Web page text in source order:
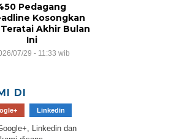
Pedagang
Kosongkan
Akhir Bulan
Ini
07/29 - 11:33 wib
DI
Linkedin
Linkedin dan